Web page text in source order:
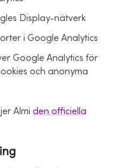
Display-nätverk
i Google Analytics
Google Analytics för
och anonyma
Almi den officiella